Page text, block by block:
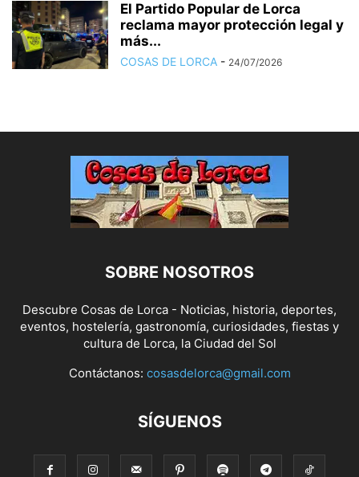
El Partido Popular de Lorca
reclama mayor protección legal y
más...
COSAS DE LORCA - 24/07/2026
SOBRE NOSOTROS
Descubre Cosas de Lorca - Noticias, historia, deportes,
eventos, hostelería, gastronomía, curiosidades, fiestas y
cultura de Lorca, la Ciudad del Sol
Contáctanos: cosasdelorca@gmail.com
SÍGUENOS